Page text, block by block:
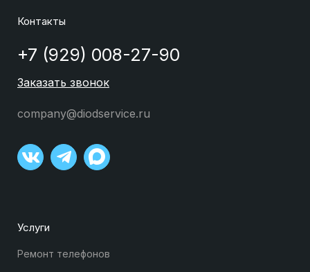
Контакты
+7 (929) 008-27-90
Заказать звонок
company@diodservice.ru
Услуги
Ремонт телефонов